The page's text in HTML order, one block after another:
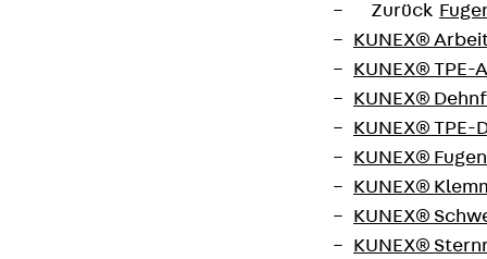
Zurück
KUNEX®
KUNEX®
KUNEX®
KUNEX®
KUNEX®
KUNEX®
KUNEX®
KUNEX®
Seilabhängung mit M8-